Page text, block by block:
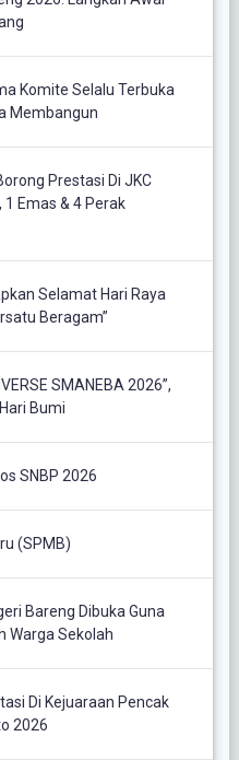
Komite Selalu Terbuka
Membangun
Prestasi Di JKC
Emas & 4 Perak
Selamat Hari Raya
Beragam”
SMANEBA 2026”,
Bumi
SNBP 2026
(SPMB)
Bareng Dibuka Guna
Warga Sekolah
Di Kejuaraan Pencak
2026